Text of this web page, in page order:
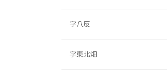
字八反
字東北畑